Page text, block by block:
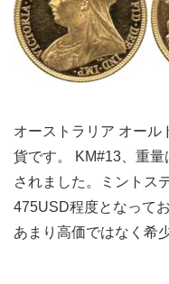
オーストラリア オール
貨です。 KM#13、重
されました。ミントス
475USD程度となって
あまり高価ではなく希